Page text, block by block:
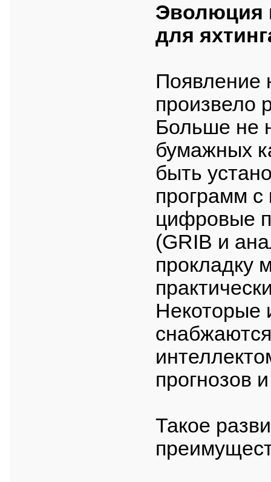
Эволюция
для
Появление
произвело
Больше не
бумажных
быть
программ
цифровые
(GRIB и
прокладку
Некоторые
прогнозов
Такое